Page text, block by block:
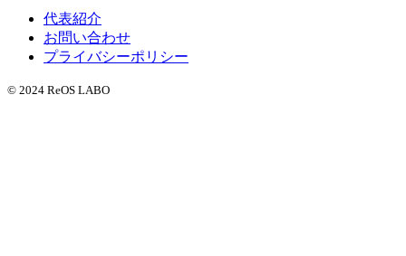
代表紹介
お問い合わせ
プライバシーポリシー
© 2024 ReOS LABO